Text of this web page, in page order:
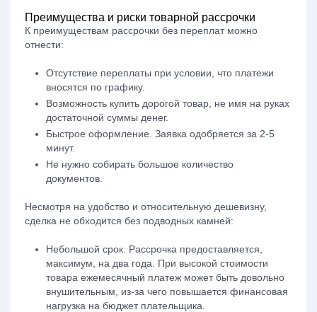
Преимущества и риски товарной рассрочки
К преимуществам рассрочки без переплатможно
отнести:
Отсутствие переплаты при условии, что платежи
вносятся по графику.
Возможность купить дорогой товар, не имя на руках
достаточной суммы денег.
Быстрое оформление. Заявка одобряется за 2-5
минут.
Не нужно собирать большое количество
документов.
Несмотря на удобство и относительную дешевизну,
сделка не обходится без подводных камней:
Небольшой срок. Рассрочка предоставляется,
максимум, на два года. При высокой стоимости
товара ежемесячный платеж может быть довольно
внушительным, из-за чего повышается финансовая
нагрузка на бюджет плательщика.